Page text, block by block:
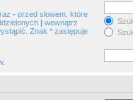
- przed słowem, które
| wewnątrz
Znak * zastępuje